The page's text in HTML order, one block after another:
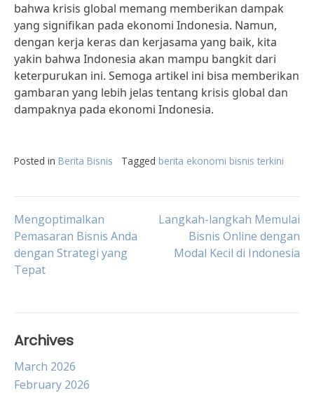
bahwa krisis global memang memberikan dampak
yang signifikan pada ekonomi Indonesia. Namun,
dengan kerja keras dan kerjasama yang baik, kita
yakin bahwa Indonesia akan mampu bangkit dari
keterpurukan ini. Semoga artikel ini bisa memberikan
gambaran yang lebih jelas tentang krisis global dan
dampaknya pada ekonomi Indonesia.
Posted in Berita Bisnis Tagged berita ekonomi bisnis terkini
Post
navigation
Mengoptimalkan
Pemasaran Bisnis Anda
dengan Strategi yang
Tepat
Langkah-langkah Memulai
Bisnis Online dengan
Modal Kecil di Indonesia
Archives
March 2026
February 2026